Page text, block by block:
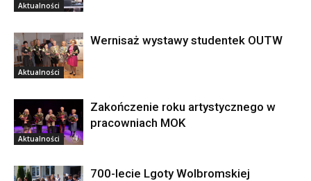
Aktualności
Aktualności
Wernisaż wystawy studentek OUTW
Aktualności
Zakończenie roku artystycznego w
pracowniach MOK
700-lecie Lgoty Wolbromskiej